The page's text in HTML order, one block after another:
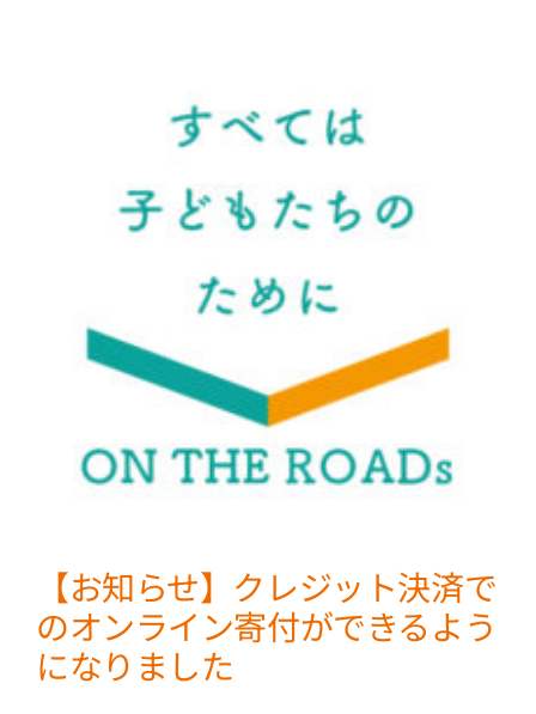
【お知らせ】クレジット決済で
のオンライン寄付ができるよう
になりました